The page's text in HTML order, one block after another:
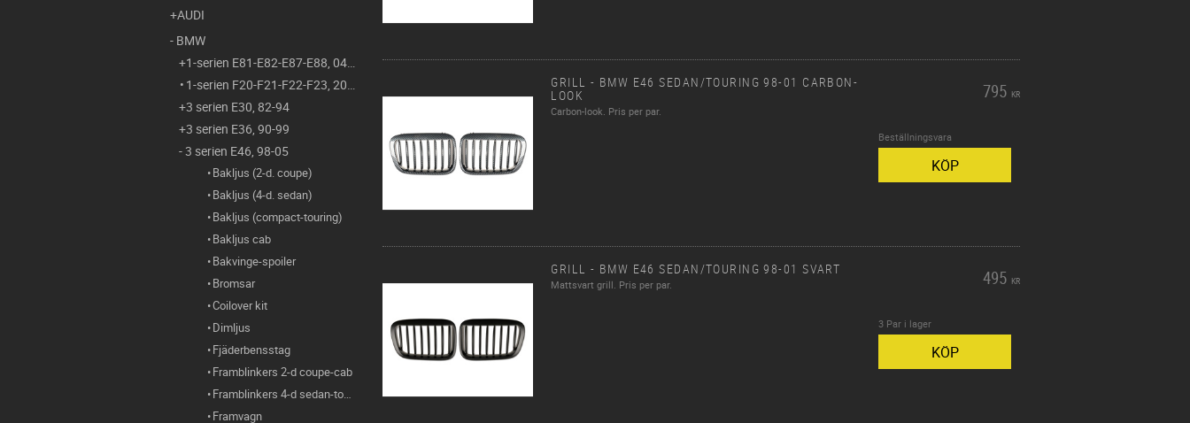
GRILL - BMW E46 SEDAN/TOURING 98-01 CARBON-
LOOK
Carbon-look. Pris per par.
795 KR
Beställningsvara
KÖP
GRILL - BMW E46 SEDAN/TOURING 98-01 SVART
Mattsvart grill. Pris per par. 495 KR
3 Par i lager
KÖP
AUDI
BMW
1-serien E81-E82-E87-E88, 04-11
1-serien F20-F21-F22-F23, 2011-
3 serien E30, 82-94
3 serien E36, 90-99
3 serien E46, 98-05
Bakljus (2-d. coupe)
Bakljus (4-d. sedan)
Bakljus (compact-touring)
Bakljus cab
Bakvinge-spoiler
Bromsar
Coilover kit
Dimljus
Fjäderbensstag
Framblinkers 2-d coupe-cab
Framblinkers 4-d sedan-touring
Framvagn